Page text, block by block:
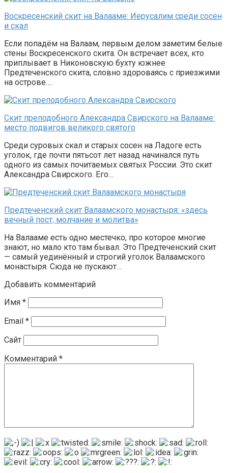
Воскресенский скит на Валааме: Иерусалим среди сосен
и скал
Если попадём на Валаам, первым делом заметим белые
стены Воскресенского скита. Он встречает всех, кто
приплывает в Никоновскую бухту южнее
Предтеченского скита, словно здороваясь с приезжими
на острове….
Скит преподобного Александра Свирского на Валааме:
место подвигов великого святого
Среди суровых скал и старых сосен на Ладоге есть
уголок, где почти пятьсот лет назад начинался путь
одного из самых почитаемых святых России. Это скит
Александра Свирского. Его…
Предтеченский скит Валаамского монастыря: «здесь
вечный пост, молчание и молитва»
На Валааме есть одно местечко, про которое многие
знают, но мало кто там бывал. Это Предтеченский скит
— самый уединённый и строгий уголок Валаамского
монастыря. Сюда не пускают…
Добавить комментарий
Имя *
Email *
Сайт
Комментарий *